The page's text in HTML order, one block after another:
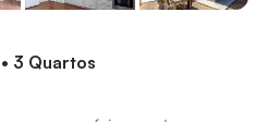
3 Quartos